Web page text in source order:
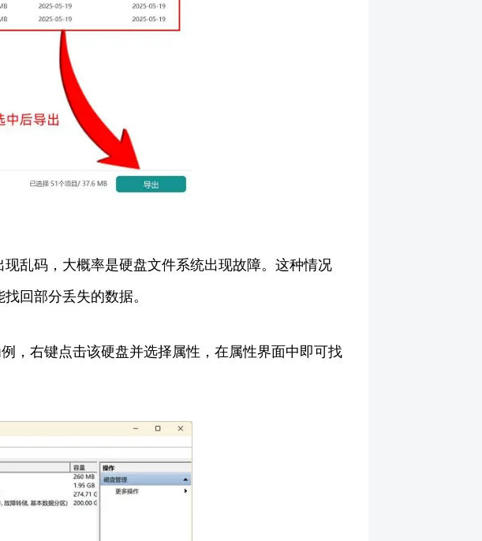
乱码，大概率是硬盘文件系统出现故障。这种情况
回部分丢失的数据。
，右键点击该硬盘并选择属性，在属性界面中即可找